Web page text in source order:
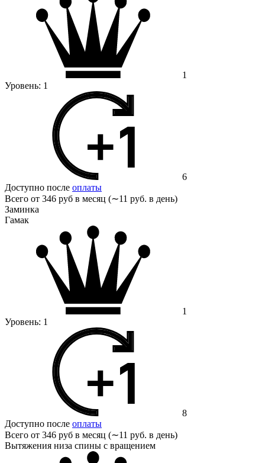
1
Уровень: 1
6
Доступно после оплаты
Всего от 346 руб в месяц (∼11 руб. в день)
Заминка
Гамак
1
Уровень: 1
8
Доступно после оплаты
Всего от 346 руб в месяц (∼11 руб. в день)
Вытяжения низа спины с вращением